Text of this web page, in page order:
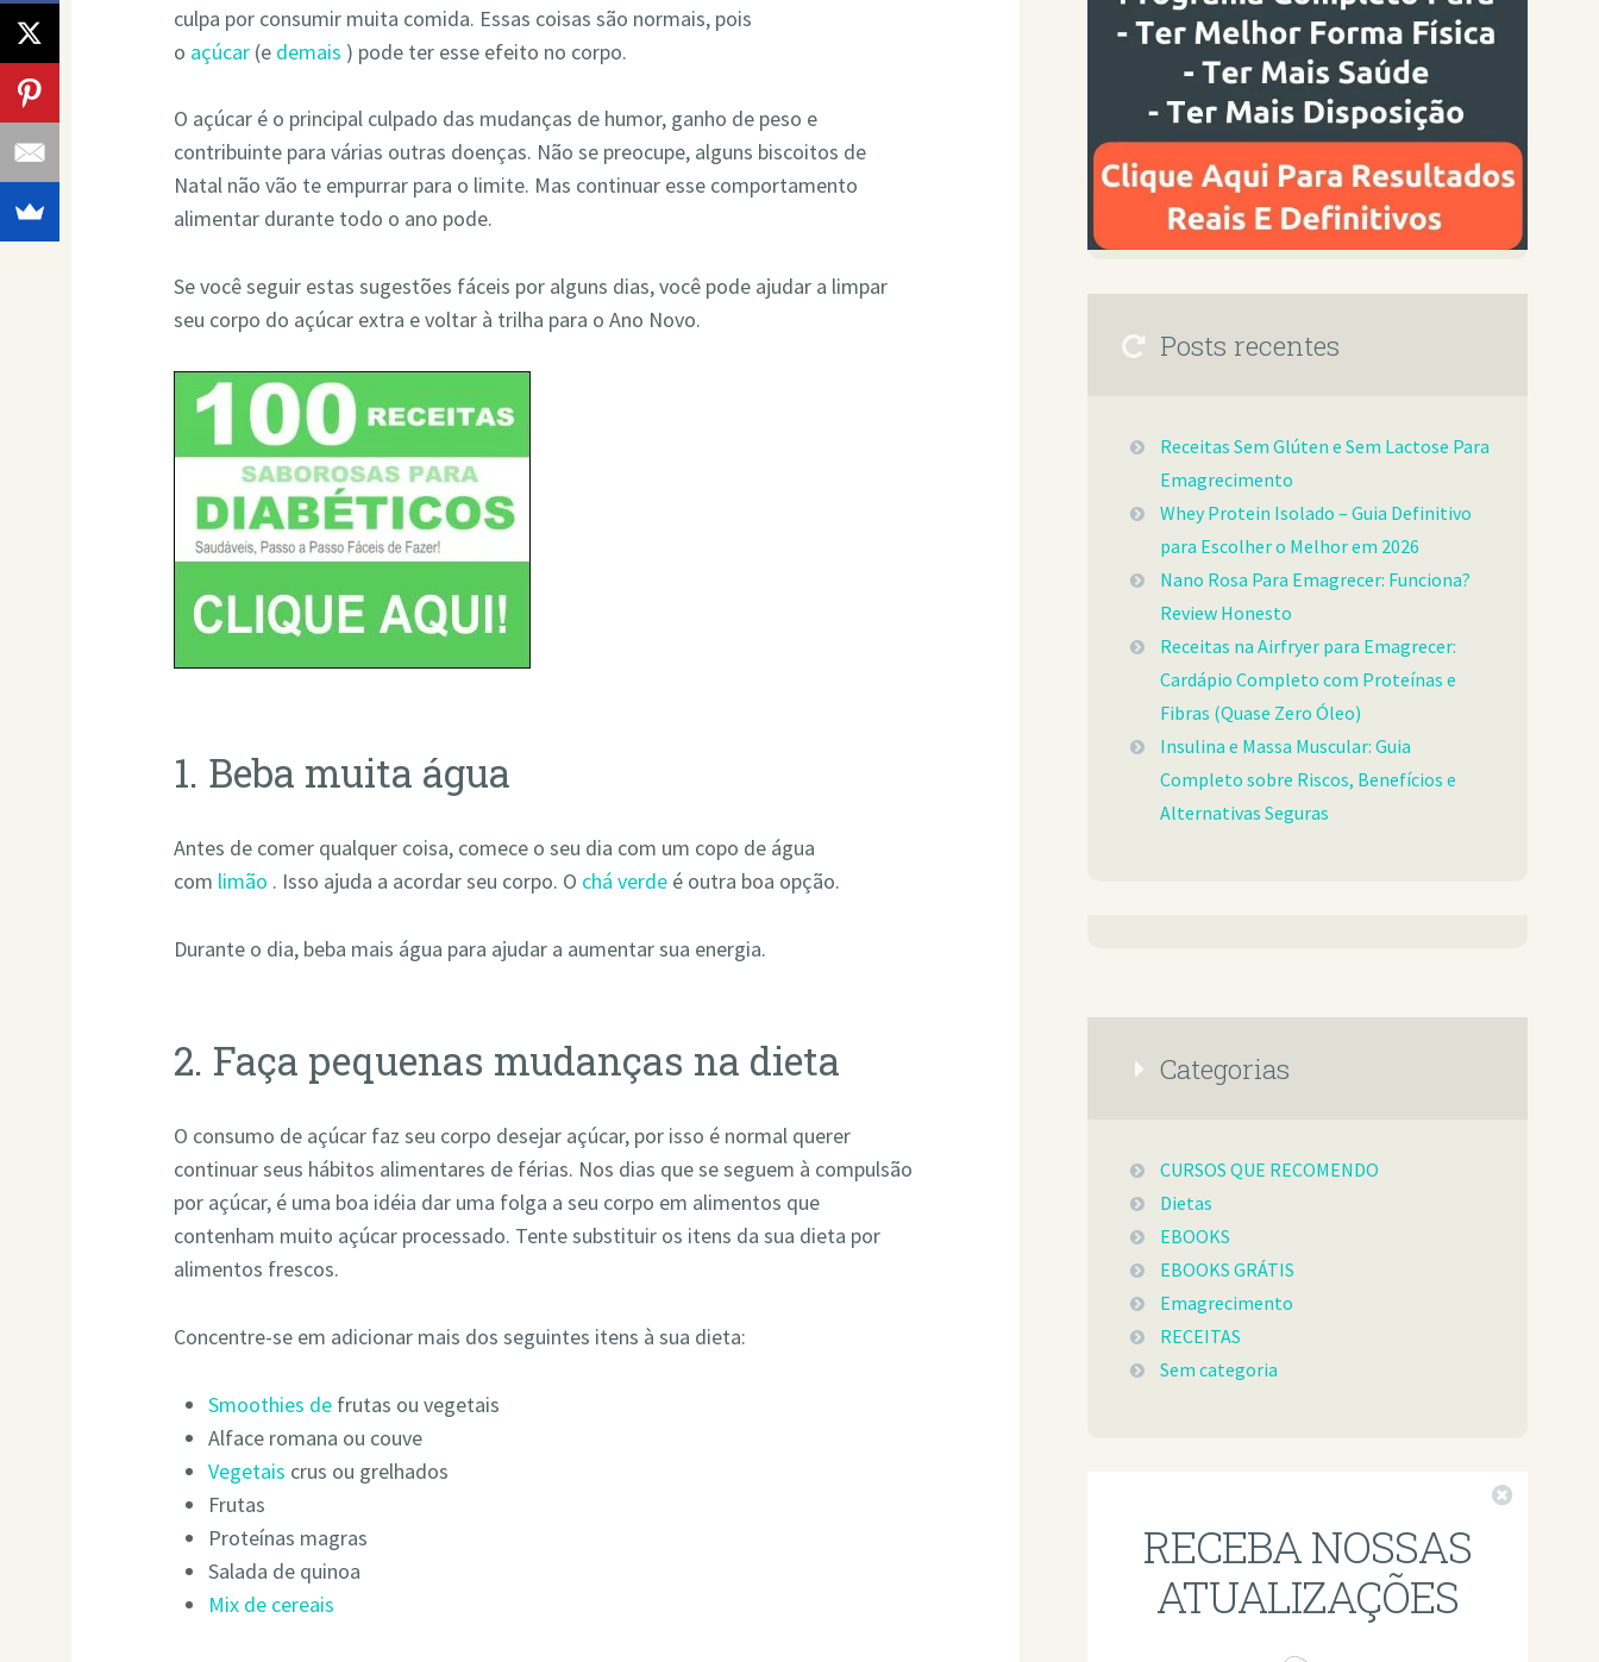
culpa por consumir muita comida. Essas coisas são normais, pois
o açúcar (e demais ) pode ter esse efeito no corpo.
O açúcar é o principal culpado das mudanças de humor, ganho de peso e
contribuinte para várias outras doenças. Não se preocupe, alguns biscoitos de
Natal não vão te empurrar para o limite. Mas continuar esse comportamento
alimentar durante todo o ano pode.
Se você seguir estas sugestões fáceis por alguns dias, você pode ajudar a limpar
seu corpo do açúcar extra e voltar à trilha para o Ano Novo.
1. Beba muita água
Antes de comer qualquer coisa, comece o seu dia com um copo de água
com limão . Isso ajuda a acordar seu corpo. O chá verde é outra boa opção.
Durante o dia, beba mais água para ajudar a aumentar sua energia.
2. Faça pequenas mudanças na dieta
O consumo de açúcar faz seu corpo desejar açúcar, por isso é normal querer
continuar seus hábitos alimentares de férias. Nos dias que se seguem à compulsão
por açúcar, é uma boa idéia dar uma folga a seu corpo em alimentos que
contenham muito açúcar processado. Tente substituir os itens da sua dieta por
alimentos frescos.
Concentre-se em adicionar mais dos seguintes itens à sua dieta:
Smoothies de frutas ou vegetais
Alface romana ou couve
Vegetais crus ou grelhados
Frutas
Proteínas magras
Salada de quinoa
Mix de cereais
Posts recentes
Receitas Sem Glúten e Sem Lactose Para
Emagrecimento
Whey Protein Isolado – Guia Definitivo
para Escolher o Melhor em 2026
Nano Rosa Para Emagrecer: Funciona?
Review Honesto
Receitas na Airfryer para Emagrecer:
Cardápio Completo com Proteínas e
Fibras (Quase Zero Óleo)
Insulina e Massa Muscular: Guia
Completo sobre Riscos, Benefícios e
Alternativas Seguras
Categorias
CURSOS QUE RECOMENDO
Dietas
EBOOKS
EBOOKS GRÁTIS
Emagrecimento
RECEITAS
Sem categoria
RECEBA NOSSAS
ATUALIZAÇÕES